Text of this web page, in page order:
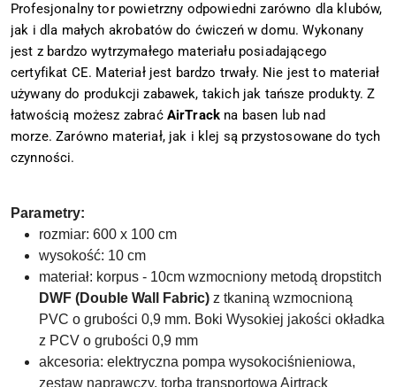
Profesjonalny tor powietrzny odpowiedni zarówno dla klubów,
jak i dla małych akrobatów do ćwiczeń w domu. Wykonany
jest z bardzo wytrzymałego materiału posiadającego
certyfikat CE. Materiał jest bardzo trwały. Nie jest to materiał
używany do produkcji zabawek, takich jak tańsze produkty. Z
łatwością możesz zabrać AirTrack na basen lub nad
morze. Zarówno materiał, jak i klej są przystosowane do tych
czynności.
Parametry:
rozmiar: 600 x 100 cm
wysokość: 10 cm
materiał: korpus - 10cm wzmocniony metodą dropstitch
DWF (Double Wall Fabric) z tkaniną wzmocnioną
PVC o grubości 0,9 mm. Boki Wysokiej jakości okładka
z PCV o grubości 0,9 mm
akcesoria: elektryczna pompa wysokociśnieniowa,
zestaw naprawczy, torba transportowa Airtrack